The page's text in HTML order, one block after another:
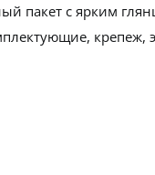
пакет с ярким
крепеж,